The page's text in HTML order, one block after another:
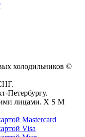
холодильников ©
.
Петербургу.
лицами. X S M